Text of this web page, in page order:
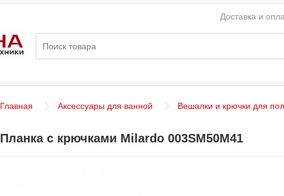
Доставка и
Главная Аксессуары для ванной Вешалки и крючки для
Планка с крючками Milardo 003SM50M41